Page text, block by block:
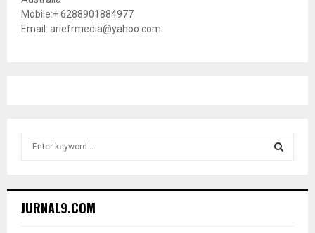
Mobile:+ 6288901884977
Email: ariefrmedia@yahoo.com
h
JURNAL9.COM